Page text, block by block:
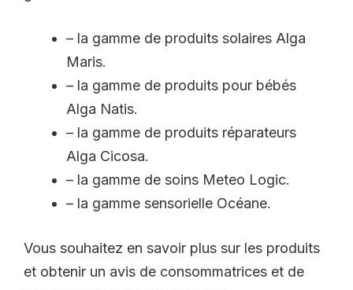
– la gamme de produits solaires Alga
Maris.
– la gamme de produits pour bébés
Alga Natis.
– la gamme de produits réparateurs
Alga Cicosa.
– la gamme de soins Meteo Logic.
– la gamme sensorielle Océane.
Vous souhaitez en savoir plus sur les produits
et obtenir un avis de consommatrices et de